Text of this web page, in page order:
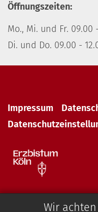
Wir
Öffnungszeiten:
Mo., Mi. und Fr. 09.00
Di. und Do. 09.00 -
Impressum